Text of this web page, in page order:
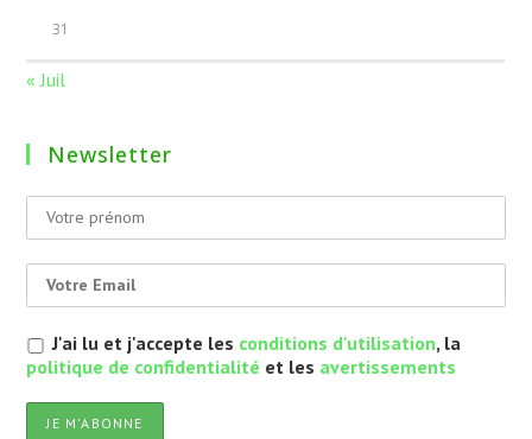
31
« Juil
Newsletter
J'ai lu et j'accepte les conditions d'utilisation, la
politique de confidentialité et les avertissements